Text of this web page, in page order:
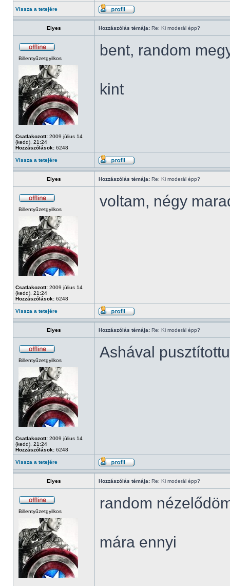
Vissza a tetejére
Elyes Hozzászólás témája: Re: Ki moderál épp?
Billentyűzetgyilkos
Csatlakozott: 2009 július 14
(kedd), 21:24
Hozzászólások: 6248
bent, random
kint
Vissza a tetejére
Elyes Hozzászólás témája: Re: Ki moderál épp?
Billentyűzetgyilkos
Csatlakozott: 2009 július 14
(kedd), 21:24
Hozzászólások: 6248
voltam, négy
Vissza a tetejére
Elyes Hozzászólás témája: Re: Ki moderál épp?
Billentyűzetgyilkos
Csatlakozott: 2009 július 14
(kedd), 21:24
Hozzászólások: 6248
Ashával
Vissza a tetejére
Elyes Hozzászólás témája: Re: Ki moderál épp?
Billentyűzetgyilkos random
mára ennyi